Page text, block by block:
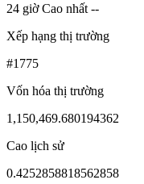
24 giờ Cao nhất --
Xếp hạng thị trường
#1775
Vốn hóa thị trường
1,150,469.680194362
Cao lịch sử
0.4252858818562858